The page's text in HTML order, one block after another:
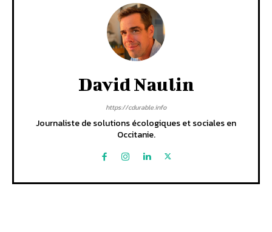
David Naulin
https://cdurable.info
Journaliste de solutions écologiques et sociales en
Occitanie.